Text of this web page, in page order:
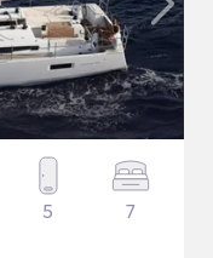
5 7